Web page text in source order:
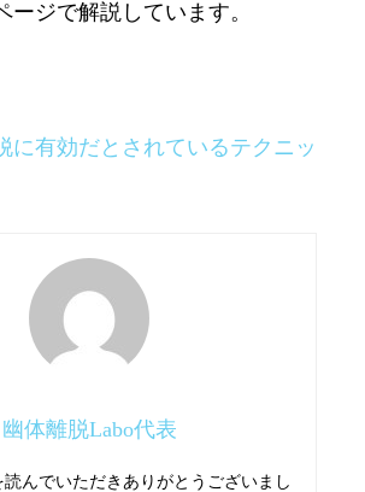
ージで解説しています。
に有効だとされているテクニッ
幽体離脱Labo代表
んでいただきありがとうございまし